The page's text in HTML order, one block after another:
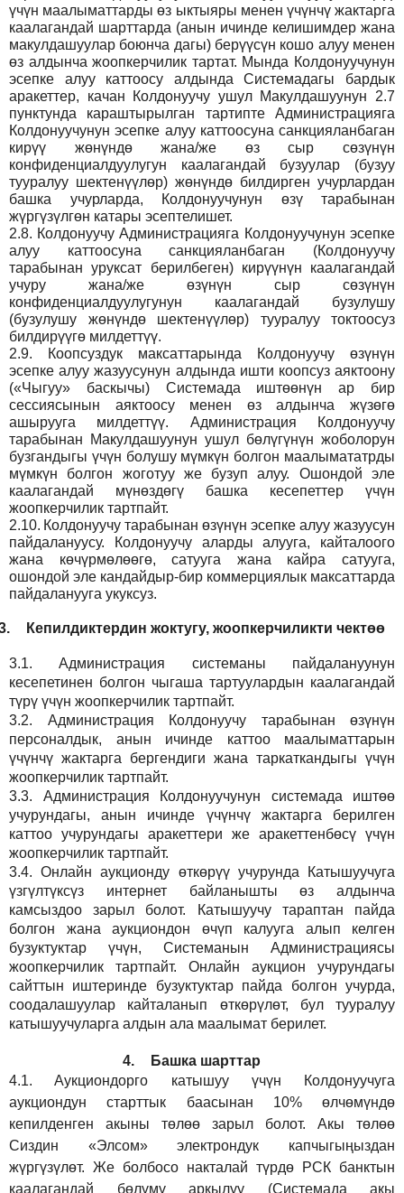
үчүн маалыматтарды өз ыктыяры менен үчүнчү жактарга
каалагандай шарттарда (анын ичинде келишимдер жана
макулдашуулар боюнча дагы) берүүсүн кошо алуу менен
өз алдынча жоопкерчилик тартат. Мында Колдонуучунун
эсепке алуу каттоосу алдында Системадагы бардык
аракеттер, качан Колдонуучу ушул Макулдашуунун 2.7
пунктунда караштырылган тартипте Администрацияга
Колдонуучунун эсепке алуу каттоосуна санкцияланбаган
кирүү жөнүндө жана/же өз сыр сөзүнүн
конфиденциалдуулугун каалагандай бузуулар (бузуу
тууралуу шектенүүлөр) жөнүндө билдирген учурлардан
башка учурларда, Колдонуучунун өзү тарабынан
жүргүзүлгөн катары эсептелишет.
2.8. Колдонуучу Администрацияга Колдонуучунун эсепке
алуу каттоосуна санкцияланбаган (Колдонуучу
тарабынан уруксат берилбеген) кирүүнүн каалагандай
учуру жана/же өзүнүн сыр сөзүнүн
конфиденциалдуулугунун каалагандай бузулушу
(бузулушу жөнүндө шектенүүлөр) тууралуу токтоосуз
билдирүүгө милдеттүү.
2.9.
Коопсуздук максаттарында Колдонуучу өзүнүн
эсепке алуу жазуусунун алдында ишти коопсуз аяктоону
(«Чыгуу» баскычы) Системада иштөөнүн ар бир
сессиясынын аяктоосу менен өз алдынча жүзөгө
ашырууга милдеттүү. Администрация Колдонуучу
тарабынан Макулдашуунун ушул бөлүгүнүн жоболорун
бузгандыгы үчүн болушу мүмкүн болгон маалымататрды
мүмкүн болгон жоготуу же бузуп алуу. Ошондой эле
каалагандай мүнөздөгү башка кесепеттер үчүн
жоопкерчилик тартпайт.
2.10. Колдонуучу тарабынан өзүнүн эсепке алуу жазуусун
пайдалануусу. Колдонуучу аларды алууга, кайталоого
жана көчүрмөлөөгө, сатууга жана кайра сатууга,
ошондой эле кандайдыр-бир коммерциялык максаттарда
пайдаланууга укуксуз.
Кепилдиктердин жоктугу, жоопкерчиликти чектөө
3.1.Администрация системаны пайдалануунун
кесепетинен болгон чыгаша тартуулардын каалагандай
түрү үчүн жоопкерчилик тартпайт.
3.2. Администрация
Колдонуучу тарабынан өзүнүн
персоналдык, анын ичинде каттоо маалыматтарын
үчүнчү жактарга бергендиги жана таркаткандыгы үчүн
жоопкерчилик тартпайт.
3.3. Администрация Колдонуучунун системада иштөө
учурундагы, анын ичинде үчүнчү жактарга берилген
каттоо учурундагы аракеттери же аракеттенбөсү үчүн
жоопкерчилик тартпайт.
3.4.Онлайн аукционду өткөрүү учурунда Катышуучуга
үзгүлтүксүз интернет байланышты өз алдынча
камсыздоозарыл болот.
Катышуучу тараптан пайда
болгон жана аукциондон өчүп калууга алып келген
бузуктуктар үчүн, Системанын Администрациясы
жоопкерчилик тартпайт. Онлайн аукцион учурундагы
сайттын иштеринде бузуктуктар пайда болгон учурда,
соодалашуулар кайталанып өткөрүлөт, бул тууралуу
катышуучуларга алдын ала маалымат берилет.
4.
Башка шарттар
4.1.
Аукциондорго катышуу үчүн Колдонуучуга
аукциондун старттык баасынан 10% өлчөмүндө
кепилденген акыны төлөө зарыл болот. Акы төлөө
Сиздин «Элсом»электрондук капчыгыңыздан
жүргүзүлөт. Же болбосо накталай түрдө РСК банктын
каалагандай бөлүмү аркылуу (Системада акы